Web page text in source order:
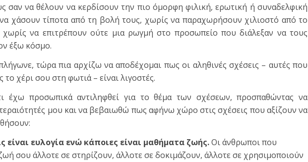
σαν να θέλουν να κερδίσουν την πιο όμορφη φιλική, ερωτική ή συναδελφική
χάσουν τίποτα από τη βολή τους, χωρίς να παραχωρήσουν χιλιοστό από το
να επιτρέπουν ούτε μια ρωγμή στο προσωπείο που διάλεξαν να τους
έξω κόσμο.
τώρα πια αρχίζω να αποδέχομαι πως οι αληθινές σχέσεις – αυτές που
το χέρι σου στη φωτιά – είναι λιγοστές.
έχω προσωπικά αντιληφθεί για το θέμα των σχέσεων, προσπαθώντας να
μου και να βεβαιωθώ πως αφήνω χώρο στις σχέσεις που αξίζουν να
είναι ευλογία ενώ κάποιες είναι μαθήματα ζωής.Οι άνθρωποι που
σου άλλοτε σε στηρίζουν, άλλοτε σε δοκιμάζουν, άλλοτε σε χρησιμοποιούν